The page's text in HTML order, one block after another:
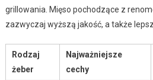
grillowania. Mięso pochodzące z
zazwyczaj wyższą jakość, a także
Rodzaj
żeber
Najważniejsze
cechy